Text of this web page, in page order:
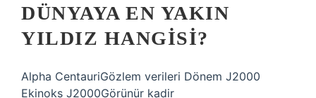
DÜNYAYA EN YAKIN
YILDIZ HANGISI?
Alpha CentauriGözlem verileri Dönem J2000
Ekinoks J2000Görünür kadir